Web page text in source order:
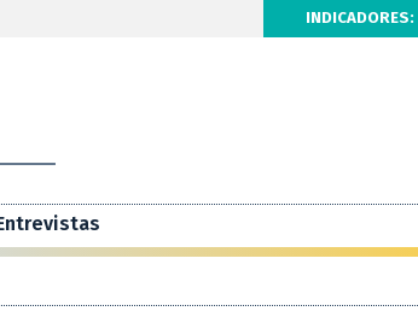
INDICADORES: